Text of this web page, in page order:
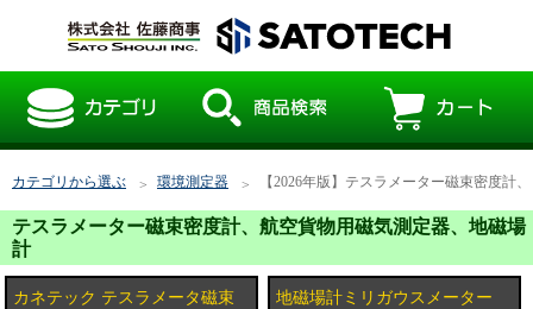
カテゴリから選ぶ 環境測定器 【2026年版】テスラメーター磁束密度計
テスラメーター磁束密度計、航空貨物用磁気測定器、地磁場
計
カネテック テスラメータ磁束
地磁場計ミリガウスメーター